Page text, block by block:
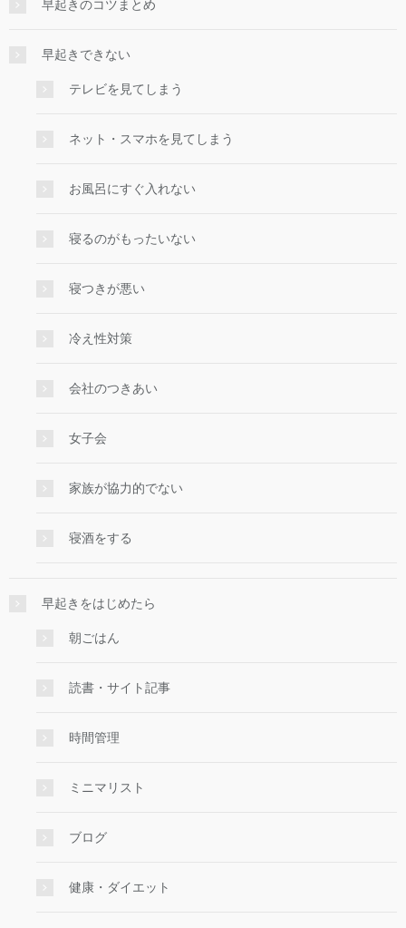
早起きのコツまとめ
早起きできない
テレビを見てしまう
ネット・スマホを見てしまう
お風呂にすぐ入れない
寝るのがもったいない
寝つきが悪い
冷え性対策
会社のつきあい
女子会
家族が協力的でない
寝酒をする
早起きをはじめたら
朝ごはん
読書・サイト記事
時間管理
ミニマリスト
ブログ
健康・ダイエット